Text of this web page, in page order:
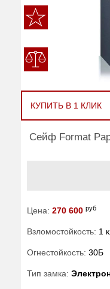
КУПИТЬ В 1 КЛИК
Сейф Format
Цена: 270 600 руб
Взломостойкость: 1
Огнестойкость: 30Б
Тип замка: